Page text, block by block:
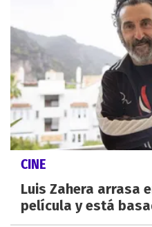
CINE
Luis Zahera arrasa
película y está